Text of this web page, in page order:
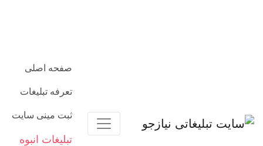
صفحه اصلی
تعرفه تبلیغات
ثبت مینی سایت
تبلیغات انبوه